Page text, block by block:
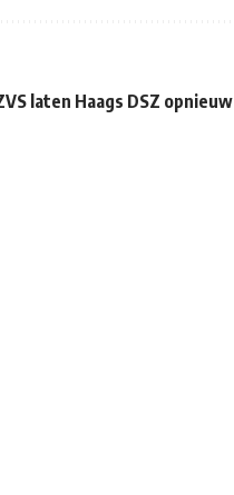
laten Haags DSZ opnieuw